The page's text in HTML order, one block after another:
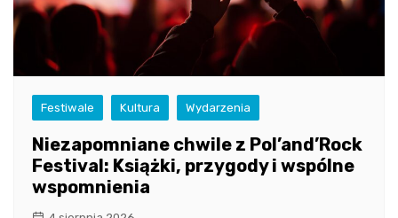
Festiwale Kultura Wydarzenia
Niezapomniane chwile z Pol’and’Rock
Festival: Książki, przygody i wspólne
wspomnienia